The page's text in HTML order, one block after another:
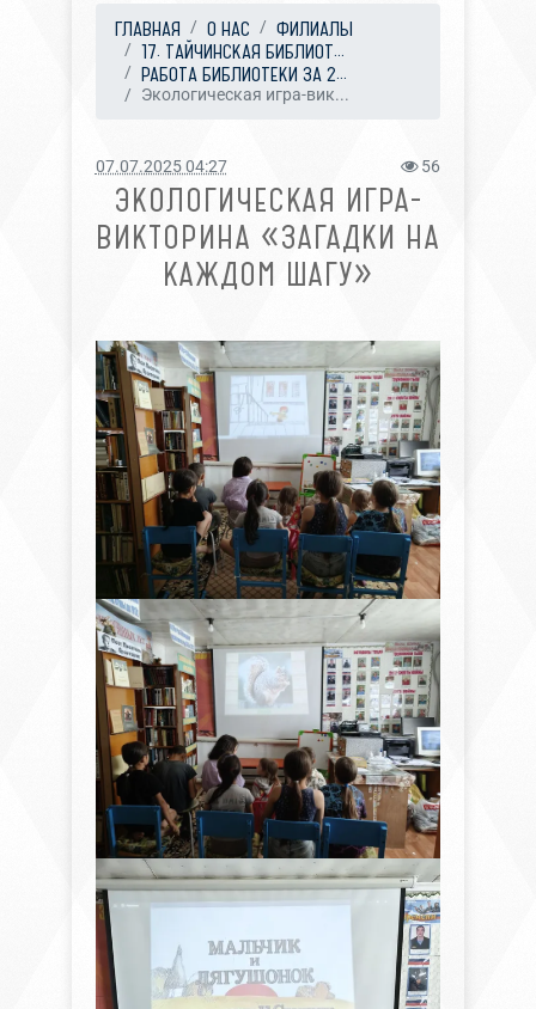
ГЛАВНАЯ О НАС
ФИЛИАЛЫ
17. ТАЙЧИНСКАЯ БИБЛИОТ...
РАБОТА БИБЛИОТЕКИ ЗА 2...
Экологическая игра-вик...
07.07.2025 04:27 56
ЭКОЛОГИЧЕСКАЯ ИГРА-
ВИКТОРИНА «ЗАГАДКИ НА
КАЖДОМ ШАГУ»